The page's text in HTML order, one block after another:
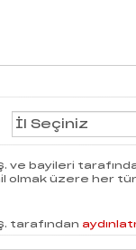
ve bayileri
olmak üzere her
tarafından